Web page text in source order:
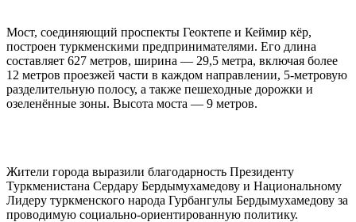
Мост, соединяющий проспекты Геоктепе и Кеймир кёр,
построен туркменскими предпринимателями. Его длина
составляет 627 метров, ширина — 29,5 метра, включая более
12 метров проезжей части в каждом направлении, 5-метровую
разделительную полосу, а также пешеходные дорожки и
озеленённые зоны. Высота моста — 9 метров.
Жители города выразили благодарность Президенту
Туркменистана Сердару Бердымухамедову и Национальному
Лидеру туркменского народа Гурбангулы Бердымухамедову за
проводимую социально-ориентированную политику.